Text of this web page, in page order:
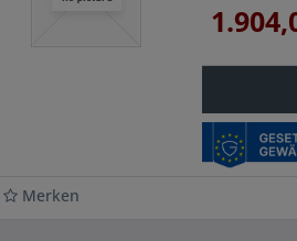
Merken